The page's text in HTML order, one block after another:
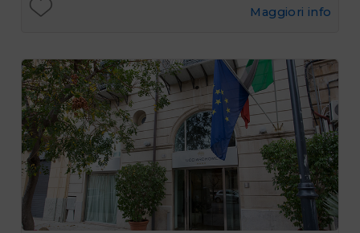
Maggiori info